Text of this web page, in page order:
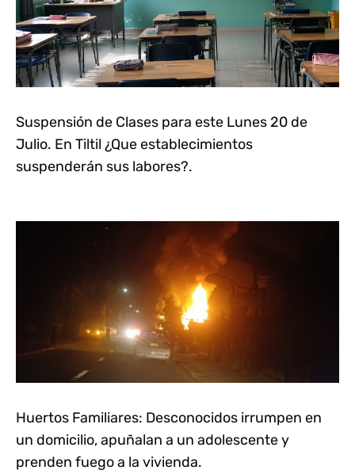
Suspensión de Clases para este Lunes 20 de
Julio. En Tiltil ¿Que establecimientos
suspenderán sus labores?.
Huertos Familiares: Desconocidos irrumpen en
un domicilio, apuñalan a un adolescente y
prenden fuego a la vivienda.